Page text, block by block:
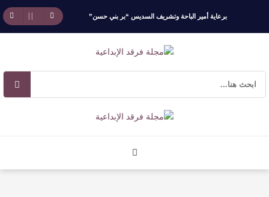
برعاية أمير الباحة وتشريف السديس “بر بني حسن”
تكرّم الفائزين بجائزة “رواد العمل التطوعي 4”
جائزة المهندس زياد الزهراني للتفوق العلمي تكرّم